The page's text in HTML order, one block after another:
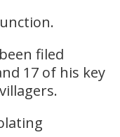
filed
17 of his key